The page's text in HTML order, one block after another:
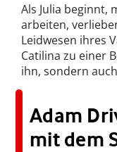
Als Julia beginnt,
arbeiten,
Leidwesen ihres
Catilina zu einer
ihn, sondern
Adam
mit dem